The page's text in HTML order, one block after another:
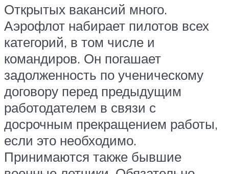
Открытых вакансий много.
Аэрофлот набирает пилотов всех
категорий, в том числе и
командиров. Он погашает
задолженность по ученическому
договору перед предыдущим
работодателем в связи с
досрочным прекращением работы,
если это необходимо.
Принимаются также бывшие